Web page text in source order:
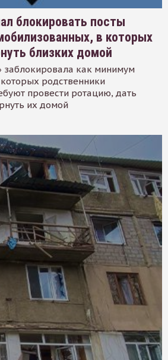
блокировать посты
в которых
близких домой
заблокировала как минимум
родственники
провести ротацию, дать
их домой